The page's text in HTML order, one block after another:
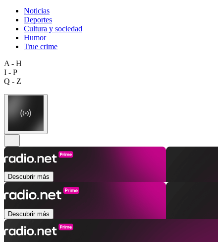
Noticias
Deportes
Cultura y sociedad
Humor
True crime
A - H
I - P
Q - Z
Descubrir más
Descubrir más